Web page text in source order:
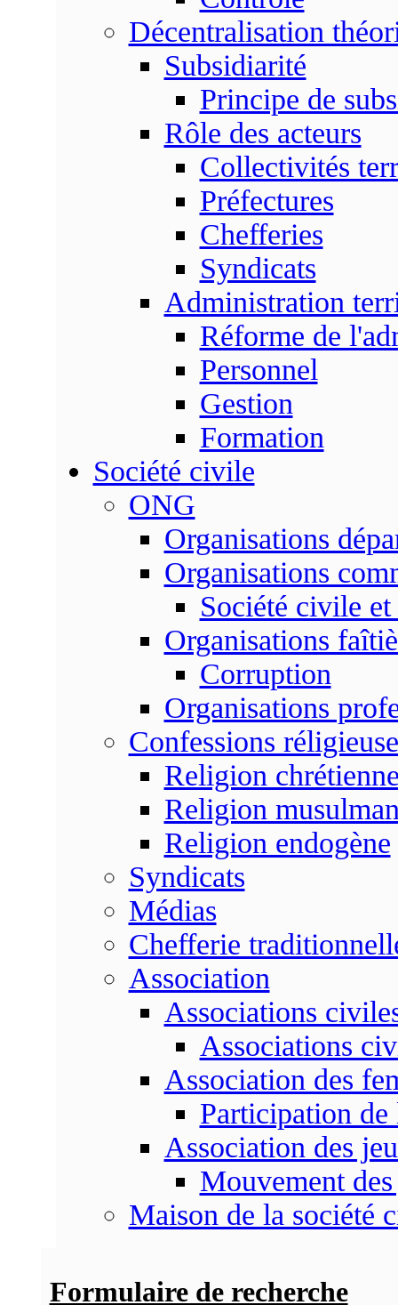
Décentralisation
Subsidiarité
Principe de
Rôle des acteurs
Collectivités
Préfectures
Chefferies
Syndicats
Administration
Réforme de
Personnel
Gestion
Formation
Société civile
ONG
Organisations
Organisations
Société civile
Organisations
Corruption
Organisations
Confessions
Religion
Religion
Religion endogène
Syndicats
Médias
Chefferie
Association
Associations
Associations
Association des
Participation de
Association des
Mouvement
Maison de la société
Formulaire de recherche